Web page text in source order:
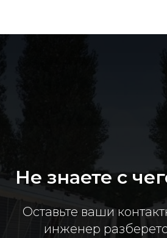
Не знаете с
Оставьте ваши
инженер